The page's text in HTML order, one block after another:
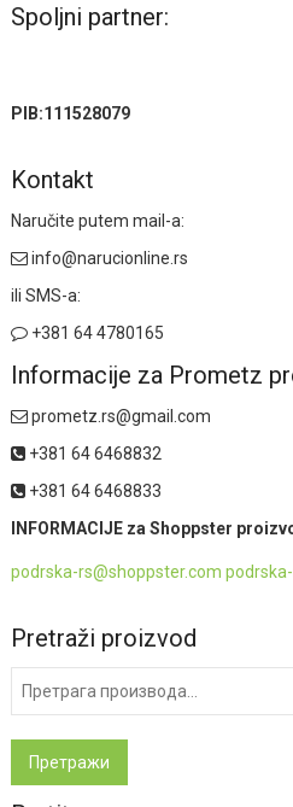
Spoljni partner:
PIB:111528079
Kontakt
Naručite putem mail-a:
info@narucionline.rs
ili SMS-a:
+381 64 4780165
Informacije za Prometz
prometz.rs@gmail.com
+381 64 6468832
+381 64 6468833
INFORMACIJE za Shoppster
podrska-rs@shoppster.com
Pretraži proizvod
Претражи